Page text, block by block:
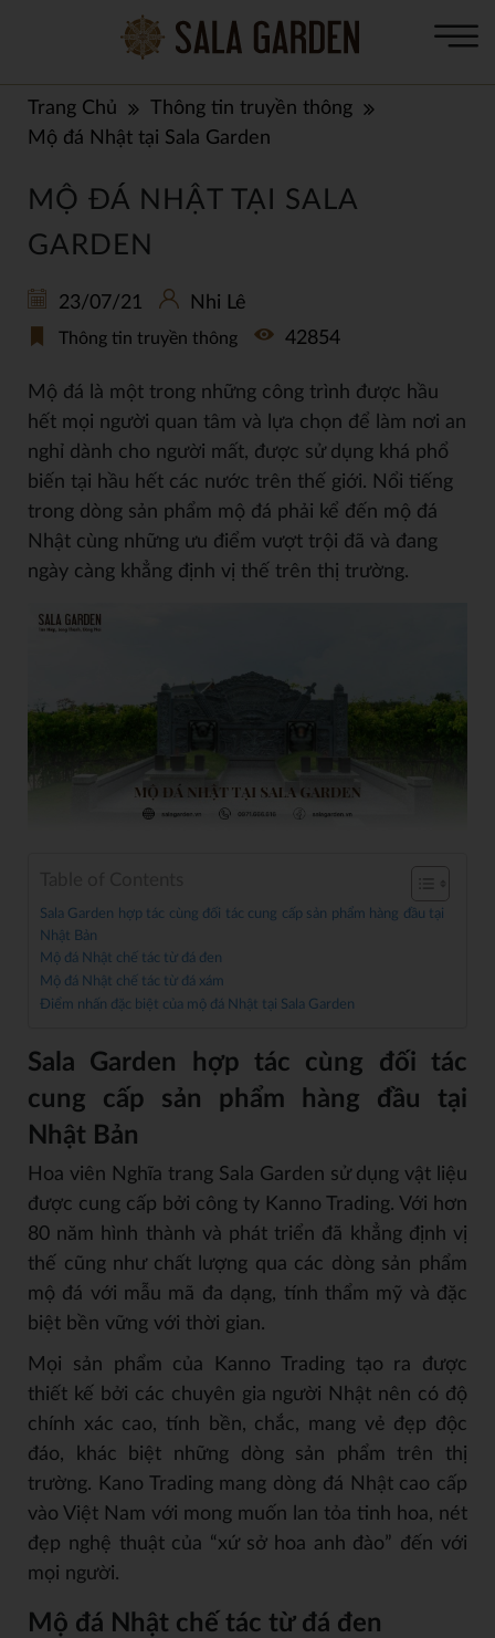
Trang Chủ
Thông tin truyền thông
Mộ đá Nhật tại Sala Garden
MỘ ĐÁ NHẬT TẠI SALA
GARDEN
23/07/21 Nhi Lê
Thông tin truyền thông 42854
Mộ đá là một trong những công trình được hầu
hết mọi người quan tâm và lựa chọn để làm nơi an
nghỉ dành cho người mất, được sử dụng khá phổ
biến tại hầu hết các nước trên thế giới. Nổi tiếng
trong dòng sản phẩm mộ đá phải kể đến mộ đá
Nhật cùng những ưu điểm vượt trội đã và đang
ngày càng khẳng định vị thế trên thị trường.
Sala Garden hợp tác cùng đối tác cung cấp sản phẩm hàng đầu tại
Nhật Bản
Mộ đá Nhật chế tác từ đá đen
Mộ đá Nhật chế tác từ đá xám
Điểm nhấn đặc biệt của mộ đá Nhật tại Sala Garden
Sala Garden hợp tác cùng đối tác
cung cấp sản phẩm hàng đầu tại
Nhật Bản
Hoa viên Nghĩa trang Sala Garden sử dụng vật liệu
được cung cấp bởi công ty Kanno Trading. Với hơn
80 năm hình thành và phát triển đã khẳng định vị
thế cũng như chất lượng qua các dòng sản phẩm
mộ đá với mẫu mã đa dạng, tính thẩm mỹ và đặc
biệt bền vững với thời gian.
Mọi sản phẩm của Kanno Trading tạo ra được
thiết kế bởi các chuyên gia người Nhật nên có độ
chính xác cao, tính bền, chắc, mang vẻ đẹp độc
đáo, khác biệt những dòng sản phẩm trên thị
trường. Kano Trading mang dòng đá Nhật cao cấp
vào Việt Nam với mong muốn lan tỏa tinh hoa, nét
đẹp nghệ thuật của “xứ sở hoa anh đào” đến với
mọi người.
Mộ đá Nhật chế tác từ đá đen